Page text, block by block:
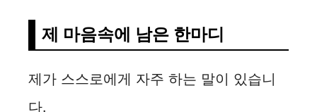
제 마음속에 남은 한마디
제가 스스로에게 자주 하는 말이 있습니
다.